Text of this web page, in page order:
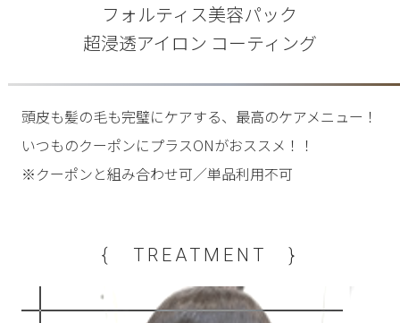
フォルティス美容パック
超浸透アイロン コーティング
頭皮も髪の毛も完璧にケアする、最高のケアメニュー！
いつものクーポンにプラスONがおススメ！！
※クーポンと組み合わせ可／単品利用不可
{ TREATMENT }